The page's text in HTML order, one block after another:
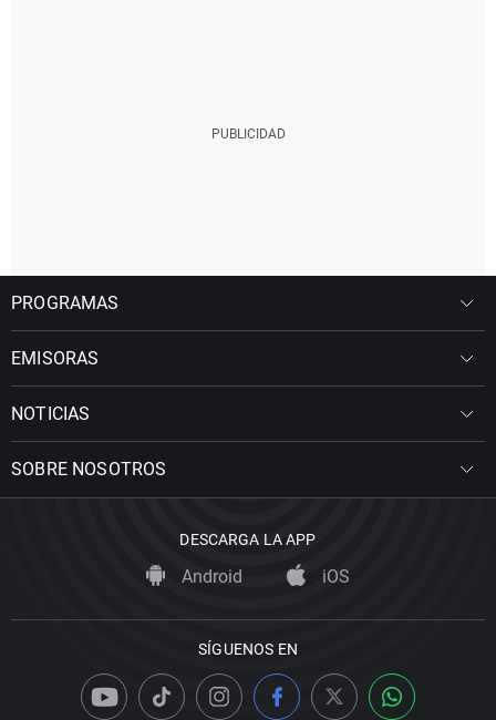
PROGRAMAS
EMISORAS
NOTICIAS
SOBRE NOSOTROS
DESCARGA LA APP
Android iOS
SÍGUENOS EN